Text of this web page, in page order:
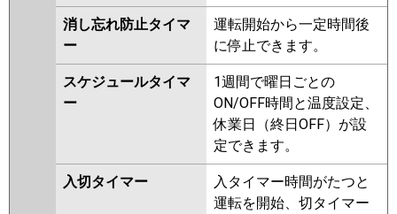
消し忘れ防止タイマ
ー
運転開始から一定時間後
に停止できます。
スケジュールタイマ
ー
1週間で曜日ごとの
ON/OFF時間と温度設定、
休業日（終日OFF）が設
定できます。
入切タイマー
入タイマー時間がたつと
運転を開始、切タイマー